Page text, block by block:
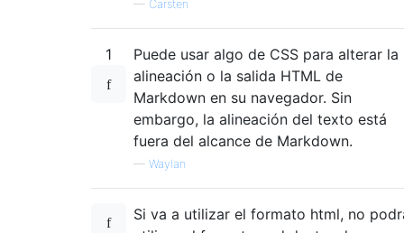
— Carsten
1
Puede usar algo de CSS para alterar la
alineación o la salida HTML de
Markdown en su navegador. Sin
embargo, la alineación del texto está
fuera del alcance de Markdown.
— Waylan
Si va a utilizar el formato html, no